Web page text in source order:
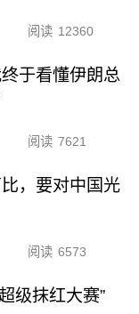
阅读 12360
于看懂伊朗总
阅读 7621
，要对中国光
阅读 6573
级抹红大赛”